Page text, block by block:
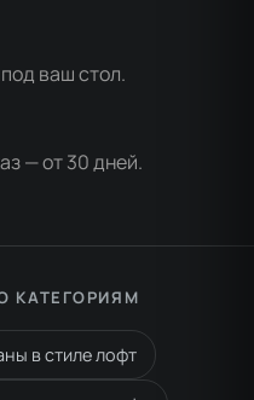
ваш стол.
— от 30 дней.
КАТЕГОРИЯМ
в стиле лофт